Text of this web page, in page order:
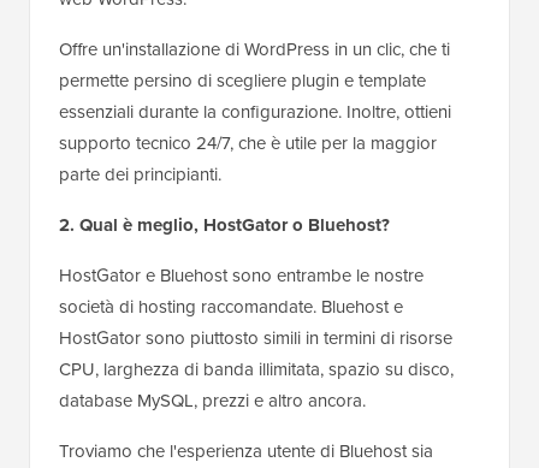
Offre un'installazione di WordPress in un clic, che ti
permette persino di scegliere plugin e template
essenziali durante la configurazione. Inoltre, ottieni
supporto tecnico 24/7, che è utile per la maggior
parte dei principianti.
2. Qual è meglio, HostGator o Bluehost?
HostGator e Bluehost sono entrambe le nostre
società di hosting raccomandate. Bluehost e
HostGator sono piuttosto simili in termini di risorse
CPU, larghezza di banda illimitata, spazio su disco,
database MySQL, prezzi e altro ancora.
Troviamo che l'esperienza utente di Bluehost sia